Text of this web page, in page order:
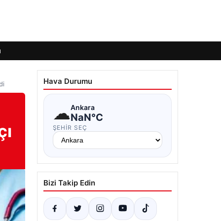
Hava Durumu
☁Ankara
NaN°C
ŞEHIR SEÇ
Bizi Takip Edin